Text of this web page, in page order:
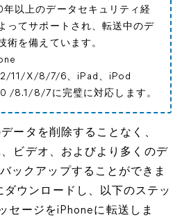
年以上のデータセキュリティ経
ってサポートされ、転送中のデ
術を備えています。
11/X/8/7/6、iPad、iPod
/8.1/8/7に完璧に対応します。
ータを削除することなく、
ビデオ、およびより多くのデ
ックアップすることができま
ウンロードし、以下のステッ
セージをiPhoneに転送しま